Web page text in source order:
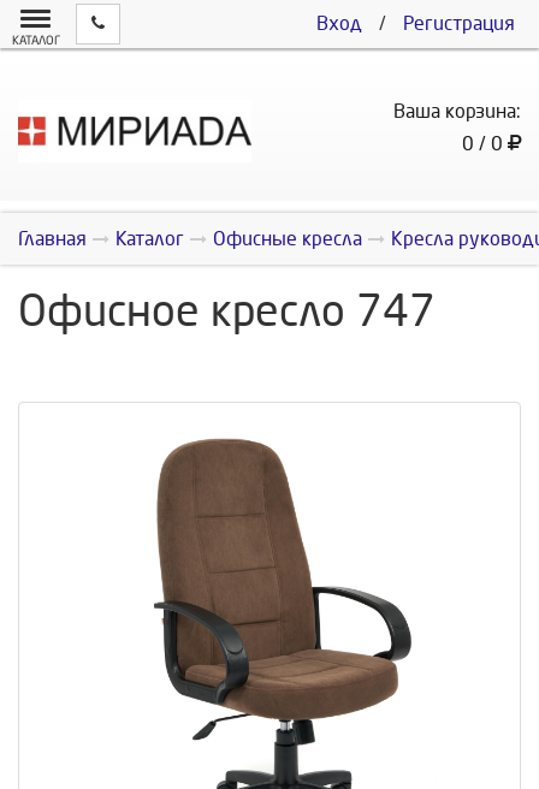
Вход / Регистрация
КАТАЛОГ
Ваша корзина:
0 / 0
Главная Каталог Офисные кресла Кресла
Офисное кресло 747